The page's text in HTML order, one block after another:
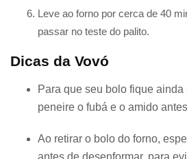
Leve ao forno por cerca de 40
passar no teste do palito.
Dicas da Vovó
Para que seu bolo fique
peneire o fubá e o amido
Ao retirar o bolo do forno,
antes de desenformar, para